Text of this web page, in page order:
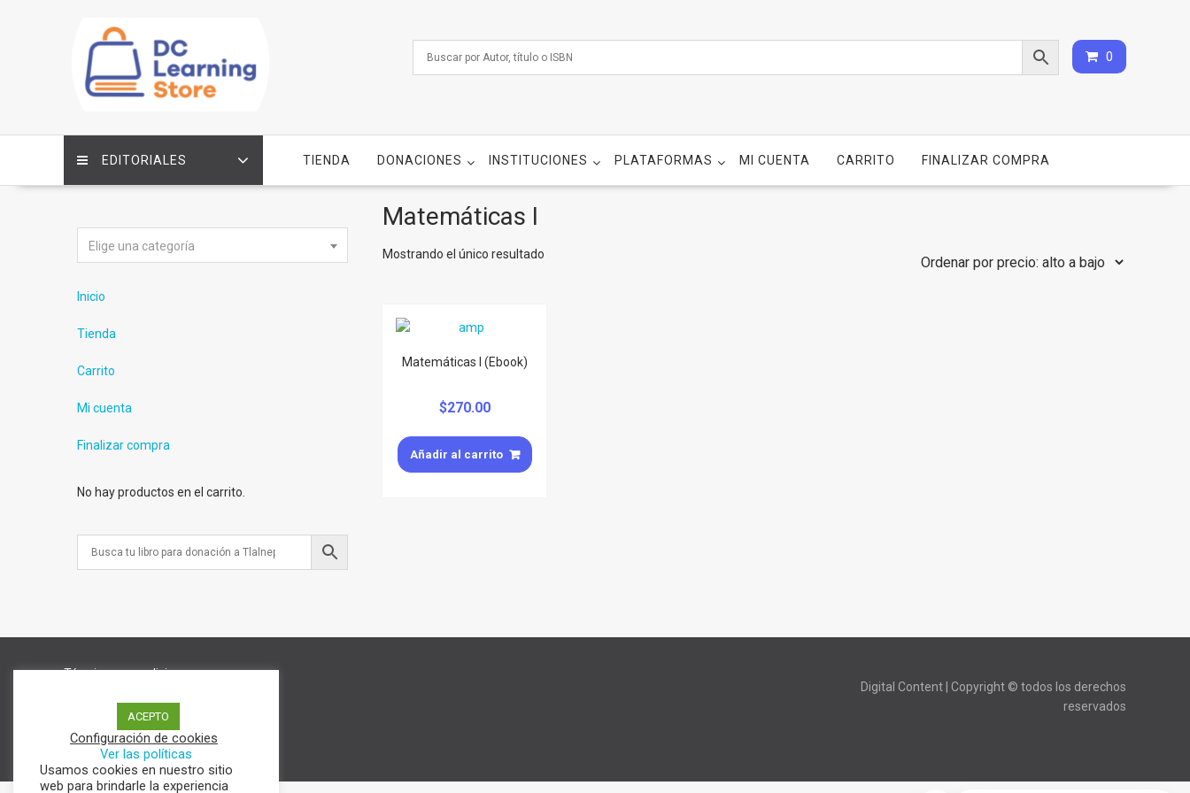
0
EDITORIALES TIENDA DONACIONES INSTITUCIONES PLATAFORMAS MI CUENTA CARRITO FINALIZAR COMPRA
Matemáticas I
Mostrando el único resultado
Matemáticas I (Ebook)
$270.00
Añadir al carrito
Elige una categoría
Inicio
Tienda
Carrito
Mi cuenta
Finalizar compra
No hay productos en el carrito.
Términos y condiciones
Política de cookies
Digital Content | Copyright © todos los derechos
reservados
ACEPTO
Configuración de cookies
Ver las políticas
Usamos cookies en nuestro sitio
web para brindarle la experiencia